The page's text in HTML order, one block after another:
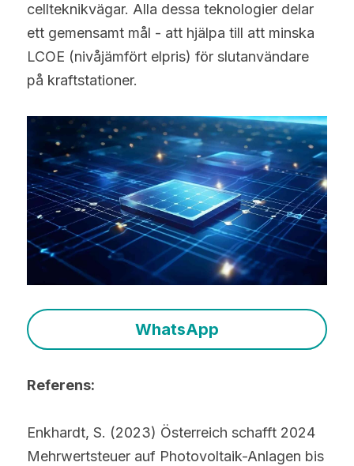
cellteknikvägar. Alla dessa teknologier delar
ett gemensamt mål - att hjälpa till att minska
LCOE (nivåjämfört elpris) för slutanvändare
på kraftstationer.
WhatsApp
Referens:
Enkhardt, S. (2023) Österreich schafft 2024
Mehrwertsteuer auf Photovoltaik-Anlagen bis